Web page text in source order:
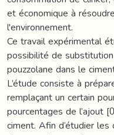
et économique à
l'environnement.
Ce travail expérimental
possibilité de
pouzzolane dans le
L’étude consiste à
remplaçant un certain
pourcentages de l’ajout
ciment. Afin d’étudier